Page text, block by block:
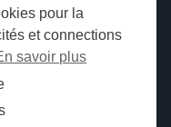
pour la
et connections
savoir plus